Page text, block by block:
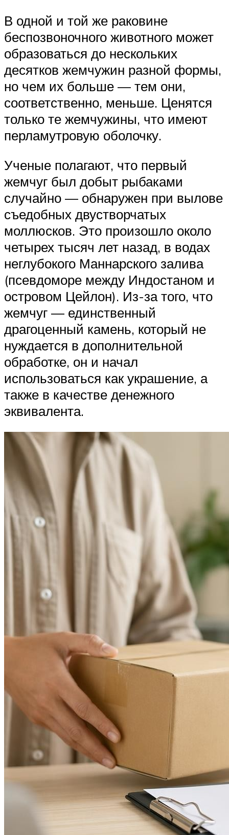
В одной и той же раковине
беспозвоночного животного может
образоваться до нескольких
десятков жемчужин разной формы,
но чем их больше — тем они,
соответственно, меньше. Ценятся
только те жемчужины, что имеют
перламутровую оболочку.
Ученые полагают, что первый
жемчуг был добыт рыбаками
случайно — обнаружен при вылове
съедобных двустворчатых
моллюсков. Это произошло около
четырех тысяч лет назад, в водах
неглубокого Маннарского залива
(псевдоморе между Индостаном и
островом Цейлон). Из-за того, что
жемчуг — единственный
драгоценный камень, который не
нуждается в дополнительной
обработке, он и начал
использоваться как украшение, а
также в качестве денежного
эквивалента.